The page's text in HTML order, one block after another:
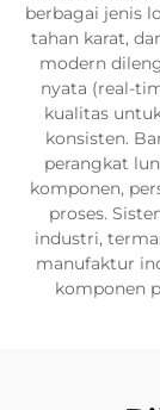
berbagai jenis
tahan karat,
modern
nyata (real-
kualitas
konsisten.
perangkat
komponen,
proses.
industri,
manufaktur
komponen